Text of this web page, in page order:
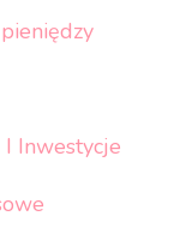
I Inwestycje